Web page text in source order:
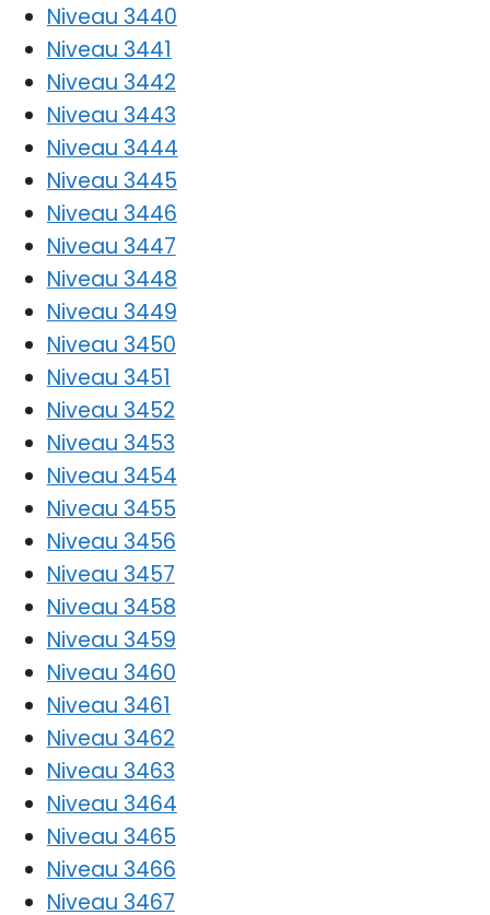
Niveau 3440
Niveau 3441
Niveau 3442
Niveau 3443
Niveau 3444
Niveau 3445
Niveau 3446
Niveau 3447
Niveau 3448
Niveau 3449
Niveau 3450
Niveau 3451
Niveau 3452
Niveau 3453
Niveau 3454
Niveau 3455
Niveau 3456
Niveau 3457
Niveau 3458
Niveau 3459
Niveau 3460
Niveau 3461
Niveau 3462
Niveau 3463
Niveau 3464
Niveau 3465
Niveau 3466
Niveau 3467